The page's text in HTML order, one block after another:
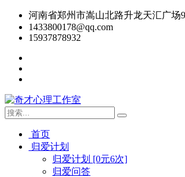
河南省郑州市嵩山北路升龙天汇广场
1433800178@qq.com
15937878932
首页
归爱计划
归爱计划 [0元6次]
归爱问答